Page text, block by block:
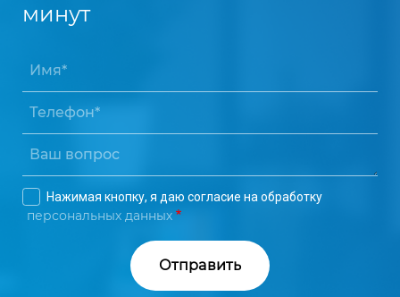
минут
Нажимая кнопку, я даю согласие на обработку
персональных данных